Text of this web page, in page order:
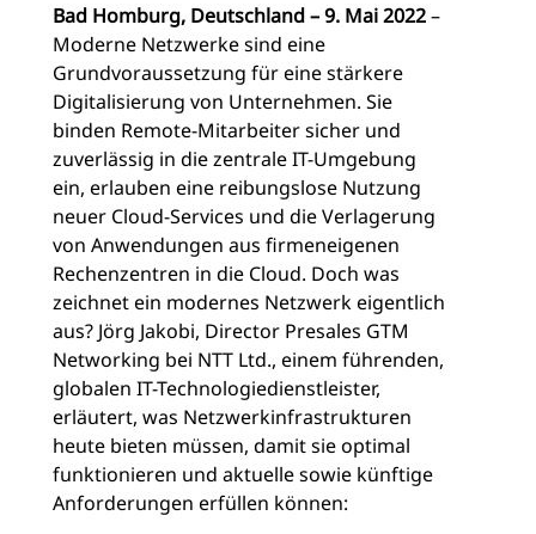
Bad Homburg, Deutschland – 9. Mai 2022–
Moderne Netzwerke sind eine
Grundvoraussetzung für eine stärkere
Digitalisierung von Unternehmen. Sie
binden Remote-Mitarbeiter sicher und
zuverlässig in die zentrale IT-Umgebung
ein, erlauben eine reibungslose Nutzung
neuer Cloud-Services und die Verlagerung
von Anwendungen aus firmeneigenen
Rechenzentren in die Cloud. Doch was
zeichnet ein modernes Netzwerk eigentlich
aus? Jörg Jakobi, Director Presales GTM
Networking bei NTT Ltd., einem führenden,
globalen IT-Technologiedienstleister,
erläutert, was Netzwerkinfrastrukturen
heute bieten müssen, damit sie optimal
funktionieren und aktuelle sowie künftige
Anforderungen erfüllen können: